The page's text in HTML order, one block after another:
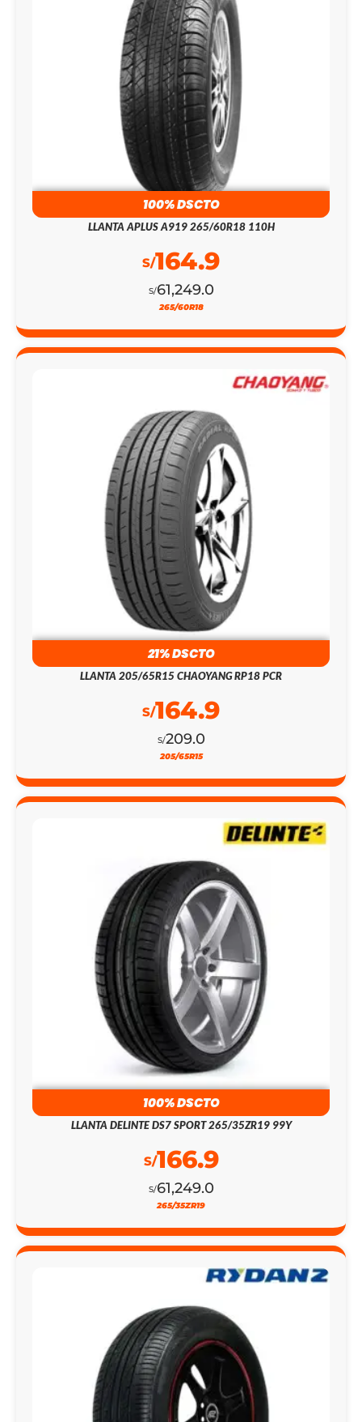
100% DSCTO
LLANTA APLUS A919 265/60R18 110H
S/61,249.0
S/164.9
265/60R18
21% DSCTO
LLANTA 205/65R15 CHAOYANG RP18 PCR
S/209.0
S/164.9
205/65R15
100% DSCTO
LLANTA DELINTE DS7 SPORT 265/35ZR19 99Y
S/61,249.0
S/166.9
265/35ZR19